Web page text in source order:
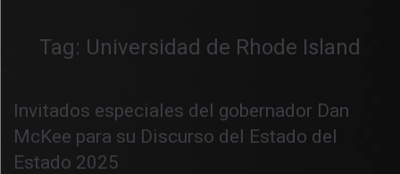
Tag: Universidad de Rhode Island
Invitados especiales del gobernador Dan
McKee para su Discurso del Estado del
Estado 2025